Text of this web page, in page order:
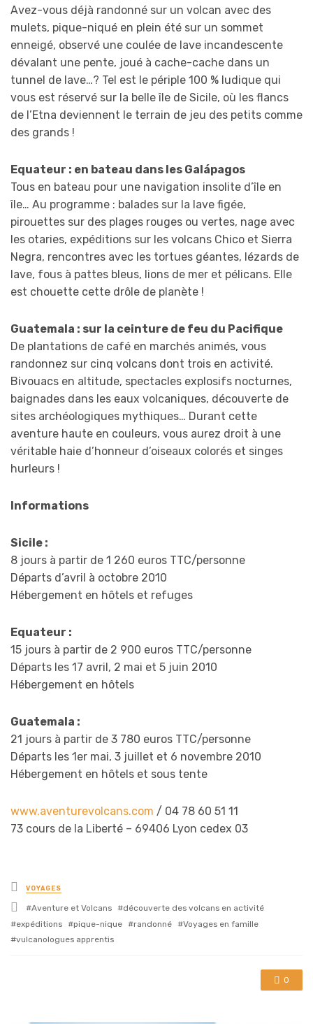
Avez-vous déjà randonné sur un volcan avec des
mulets, pique-niqué en plein été sur un sommet
enneigé, observé une coulée de lave incandescente
dévalant une pente, joué à cache-cache dans un
tunnel de lave…? Tel est le périple 100 % ludique qui
vous est réservé sur la belle île de Sicile, où les flancs
de l’Etna deviennent le terrain de jeu des petits comme
des grands !
Equateur : en bateau dans les Galápagos
Tous en bateau pour une navigation insolite d’île en
île… Au programme : balades sur la lave figée,
pirouettes sur des plages rouges ou vertes, nage avec
les otaries, expéditions sur les volcans Chico et Sierra
Negra, rencontres avec les tortues géantes, lézards de
lave, fous à pattes bleus, lions de mer et pélicans. Elle
est chouette cette drôle de planète !
Guatemala : sur la ceinture de feu du Pacifique
De plantations de café en marchés animés, vous
randonnez sur cinq volcans dont trois en activité.
Bivouacs en altitude, spectacles explosifs nocturnes,
baignades dans les eaux volcaniques, découverte de
sites archéologiques mythiques… Durant cette
aventure haute en couleurs, vous aurez droit à une
véritable haie d’honneur d’oiseaux colorés et singes
hurleurs !
Informations
Sicile :
8 jours à partir de 1 260 euros TTC/personne
Départs d’avril à octobre 2010
Hébergement en hôtels et refuges
Equateur :
15 jours à partir de 2 900 euros TTC/personne
Départs les 17 avril, 2 mai et 5 juin 2010
Hébergement en hôtels
Guatemala :
21 jours à partir de 3 780 euros TTC/personne
Départs les 1er mai, 3 juillet et 6 novembre 2010
Hébergement en hôtels et sous tente
www.aventurevolcans.com / 04 78 60 51 11
73 cours de la Liberté – 69406 Lyon cedex 03
Posted
in
VOYAGES
Tagged
with
Aventure et Volcans
découverte des volcans en activité
expéditions
pique-nique randonné
Voyages en famille
vulcanologues apprentis
0